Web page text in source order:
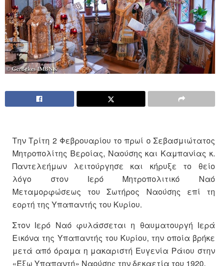
Την Τρίτη 2 Φεβρουαρίου το πρωί ο Σεβασμιώτατος
Μητροπολίτης Βεροίας, Ναούσης και Καμπανίας κ.
Παντελεήμων λειτούργησε και κήρυξε το θείο
λόγο στον Ιερό Μητροπολιτικό Ναό
Μεταμορφώσεως του Σωτήρος Ναούσης επί τη
εορτή της Υπαπαντής του Κυρίου.
Στον Ιερό Ναό φυλάσσεται η θαυματουργή Ιερά
Εικόνα της Υπαπαντής του Κυρίου, την οποία βρήκε
μετά από όραμα η μακαριστή Ευγενία Ράιου στην
«Έξω Υπαπαντή» Ναούσης την δεκαετία του 1920.